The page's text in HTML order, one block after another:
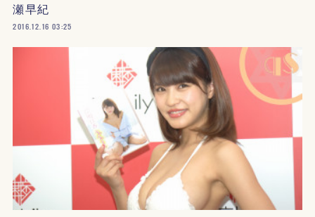
瀬早紀
2016.12.16 03:25